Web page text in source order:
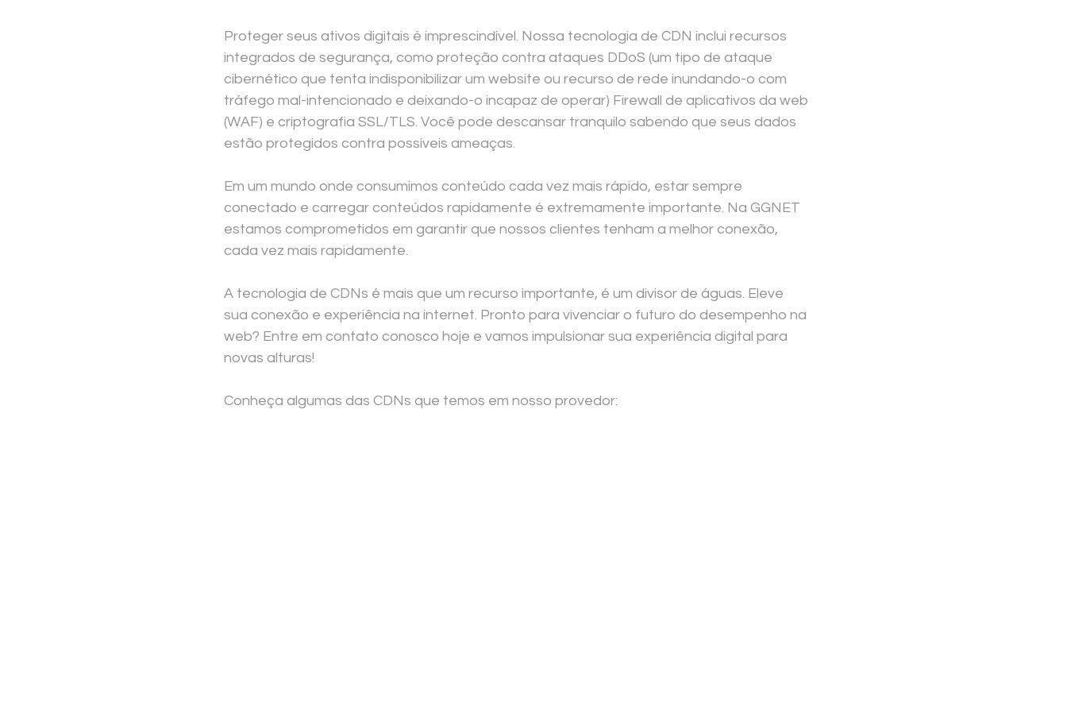
Proteger seus ativos digitais é imprescindível. Nossa tecnologia de CDN inclui recursos
integrados de segurança, como proteção contra ataques DDoS (um tipo de ataque
cibernético que tenta indisponibilizar um website ou recurso de rede inundando-o com
tráfego mal-intencionado e deixando-o incapaz de operar) Firewall de aplicativos da web
(WAF) e criptografia SSL/TLS. Você pode descansar tranquilo sabendo que seus dados
estão protegidos contra possíveis ameaças.
Em um mundo onde consumimos conteúdo cada vez mais rápido, estar sempre
conectado e carregar conteúdos rapidamente é extremamente importante. Na GGNET
estamos comprometidos em garantir que nossos clientes tenham a melhor conexão,
cada vez mais rapidamente.
A tecnologia de CDNs é mais que um recurso importante, é um divisor de águas. Eleve
sua conexão e experiência na internet. Pronto para vivenciar o futuro do desempenho na
web? Entre em contato conosco hoje e vamos impulsionar sua experiência digital para
novas alturas!
Conheça algumas das CDNs que temos em nosso provedor: